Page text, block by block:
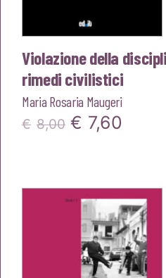
Violazione della
rimedi civilistici
Maria Rosaria Maugeri
€ 8,00 Il
era:
€8,00.
€ 7,60
è:
€7,60.